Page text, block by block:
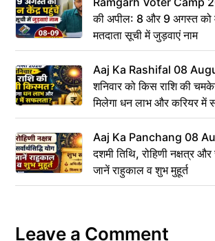
की अपील: 8 और 9 अगस्त को
मतदाता सूची में जुड़वाएं नाम
Aaj Ka Rashifal 08
शनिवार को किस राशि की
मिलेगा धन लाभ और करियर में
Aaj Ka Panchang 08
दशमी तिथि, रोहिणी नक्षत्र और
जानें राहुकाल व शुभ मुहूर्त
Leave a Comment